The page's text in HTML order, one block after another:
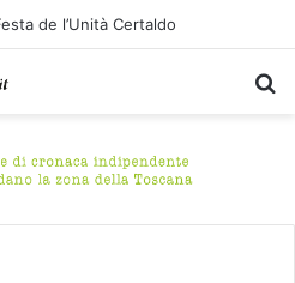
de l’Unità Certaldo